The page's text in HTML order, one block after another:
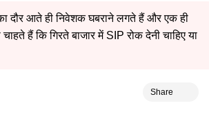
दौर आते ही निवेशक घबराने लगते हैं और एक ही
हैं कि गिरते बाजार में SIP रोक देनी चाहिए या
Share